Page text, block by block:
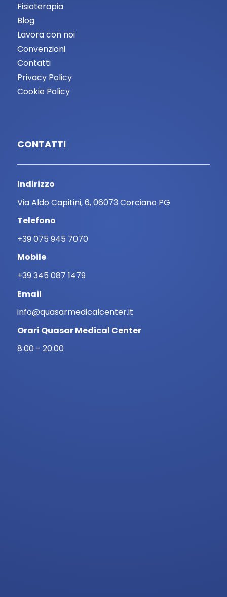
Fisioterapia
Blog
Lavora con noi
Convenzioni
Contatti
Privacy Policy
Cookie Policy
CONTATTI
Indirizzo
Via Aldo Capitini, 6, 06073 Corciano PG
Telefono
+39 075 945 7070
Mobile
+39 345 087 1479
Email
info@quasarmedicalcenter.it
Orari Quasar Medical Center
8:00 - 20:00